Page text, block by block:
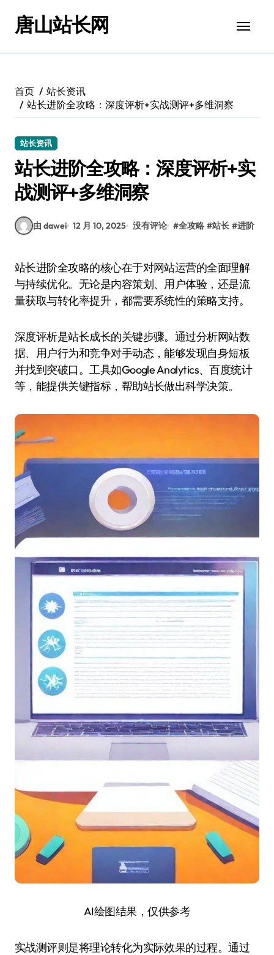
唐山站长网
首页
站长资讯
站长进阶全攻略：深度评析+实战测评+多维洞察
站长资讯
站长进阶全攻略：深度评析+实
战测评+多维洞察
由 dawei 12 月 10, 2025 没有评论 #全攻略 #站长 #进阶
站长进阶全攻略的核心在于对网站运营的全面理解
与持续优化。无论是内容策划、用户体验，还是流
量获取与转化率提升，都需要系统性的策略支持。
深度评析是站长成长的关键步骤。通过分析网站数
据、用户行为和竞争对手动态，能够发现自身短板
并找到突破口。工具如Google Analytics、百度统计
等，能提供关键指标，帮助站长做出科学决策。
AI绘图结果，仅供参考
实战测评则是将理论转化为实际效果的过程。通过